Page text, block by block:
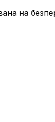
на